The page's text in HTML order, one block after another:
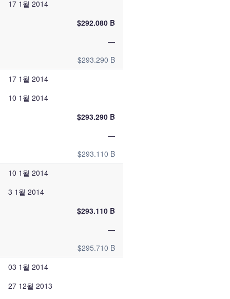
17 1월 2014
$292.080 B
—
$293.290 B
17 1월 2014
10 1월 2014
$293.290 B
—
$293.110 B
10 1월 2014
3 1월 2014
$293.110 B
—
$295.710 B
03 1월 2014
27 12월 2013